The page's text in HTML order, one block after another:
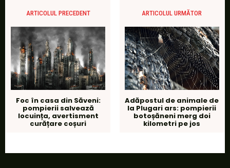
ARTICOLUL PRECEDENT
Foc în casa din Săveni:
pompierii salvează
locuința, avertisment
curățare coșuri
ARTICOLUL URMĂTOR
Adăpostul de animale de
la Plugari ars: pompierii
botoșăneni merg doi
kilometri pe jos